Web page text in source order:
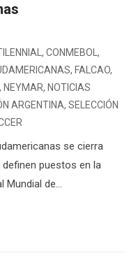
, CONMEBOL ,
, FALCAO,
, NEYMAR, NOTICIAS
ARGENTINA, SELECCIÓN
se cierra
puestos en la
Mundial de...